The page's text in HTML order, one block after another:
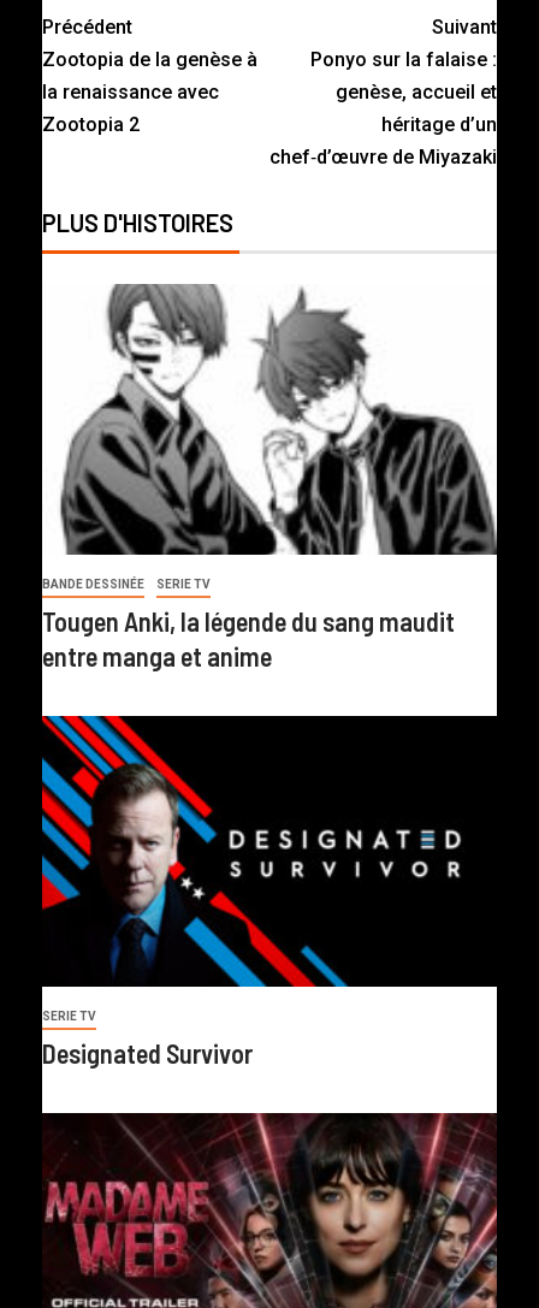
Précédent
Zootopia de la genèse à
la renaissance avec
Zootopia 2
Suivant
Ponyo sur la falaise :
genèse, accueil et
héritage d’un
chef‑d’œuvre de Miyazaki
PLUS D'HISTOIRES
BANDE DESSINÉE SERIE TV
Tougen Anki, la légende du sang maudit
entre manga et anime
SERIE TV
Designated Survivor